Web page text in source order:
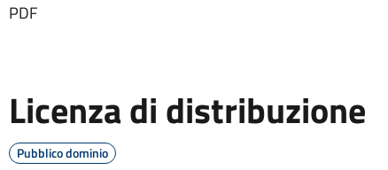
PDF
Licenza di distribuzione
Pubblico dominio